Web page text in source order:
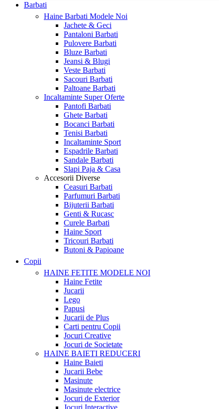
Barbati
Haine Barbati Modele Noi
Jachete & Geci
Pantaloni Barbati
Pulovere Barbati
Bluze Barbati
Jeansi & Blugi
Veste Barbati
Sacouri Barbati
Paltoane Barbati
Incaltaminte Super Oferte
Pantofi Barbati
Ghete Barbati
Bocanci Barbati
Tenisi Barbati
Incaltaminte Sport
Espadrile Barbati
Sandale Barbati
Slapi Paja & Casa
Accesorii Diverse
Ceasuri Barbati
Parfumuri Barbati
Bijuterii Barbati
Genti & Rucasc
Curele Barbati
Haine Sport
Tricouri Barbati
Butoni & Papioane
Copii
HAINE FETITE MODELE NOI
Haine Fetite
Jucarii
Lego
Papusi
Jucarii de Plus
Carti pentru Copii
Jocuri Creative
Jocuri de Societate
HAINE BAIETI REDUCERI
Haine Baieti
Jucarii Bebe
Masinute
Masinute electrice
Jocuri de Exterior
Jocuri Interactive